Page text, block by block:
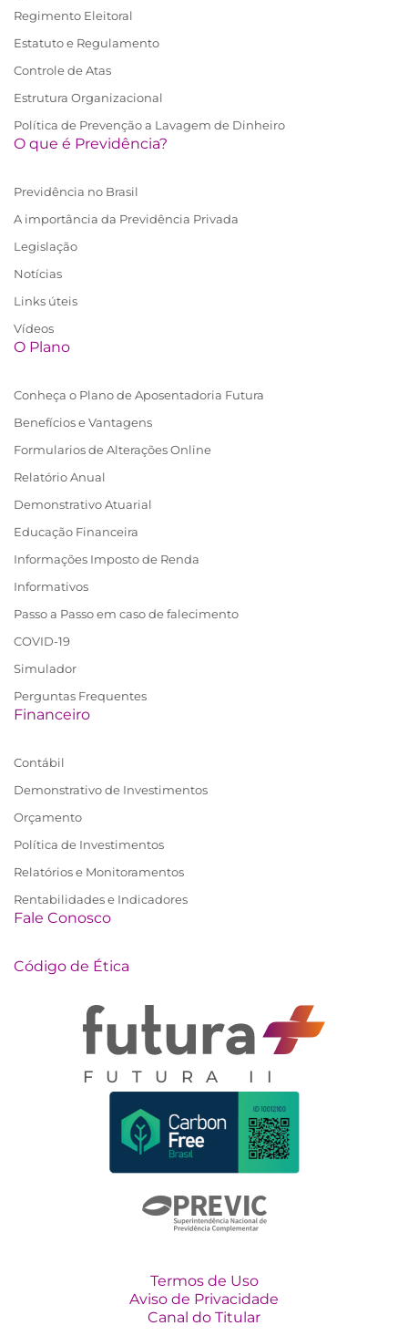
Regimento Eleitoral
Estatuto e Regulamento
Controle de Atas
Estrutura Organizacional
Política de Prevenção a Lavagem de Dinheiro
O que é Previdência?
Previdência no Brasil
A importância da Previdência Privada
Legislação
Notícias
Links úteis
Vídeos
O Plano
Conheça o Plano de Aposentadoria Futura
Benefícios e Vantagens
Formularios de Alterações Online
Relatório Anual
Demonstrativo Atuarial
Educação Financeira
Informações Imposto de Renda
Informativos
Passo a Passo em caso de falecimento
COVID-19
Simulador
Perguntas Frequentes
Financeiro
Contábil
Demonstrativo de Investimentos
Orçamento
Política de Investimentos
Relatórios e Monitoramentos
Rentabilidades e Indicadores
Fale Conosco
Código de Ética
FUTURA II
Termos de Uso
Aviso de Privacidade
Canal do Titular